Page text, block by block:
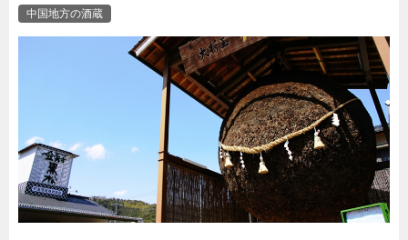
中国地方の酒蔵